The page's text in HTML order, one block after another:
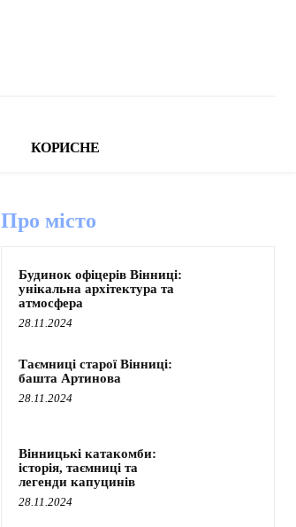
КОРИСНЕ
Про місто
Будинок офіцерів Вінниці:
унікальна архітектура та
атмосфера
28.11.2024
Таємниці старої Вінниці:
башта Артинова
28.11.2024
Вінницькі катакомби:
історія, таємниці та
легенди капуцинів
28.11.2024